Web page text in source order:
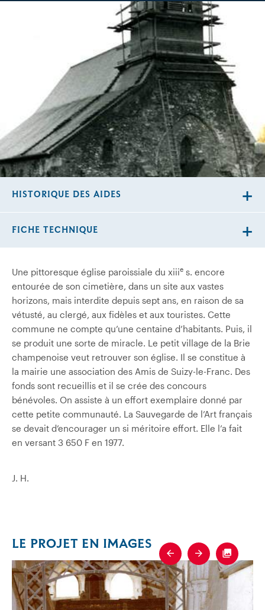
Une pittoresque église paroissiale du xiiie s. encore
entourée de son cimetière, dans un site aux vastes
horizons, mais interdite depuis sept ans, en raison de sa
vétusté, au clergé, aux fidèles et aux touristes. Cette
commune ne compte qu’une centaine d’habitants. Puis, il
se produit une sorte de miracle. Le petit village de la Brie
champenoise veut retrouver son église. Il se constitue à
la mairie une association des Amis de Suizy-le-Franc. Des
fonds sont recueillis et il se crée des concours
bénévoles. On assiste à un effort exemplaire donné par
cette petite communauté. La Sauvegarde de l’Art français
se devait d’encourager un si méritoire effort. Elle l’a fait
en versant 3 650 F en 1977.
J. H.
HISTORIQUE DES AIDES
FICHE TECHNIQUE
LE PROJET EN IMAGES
Previous
Next